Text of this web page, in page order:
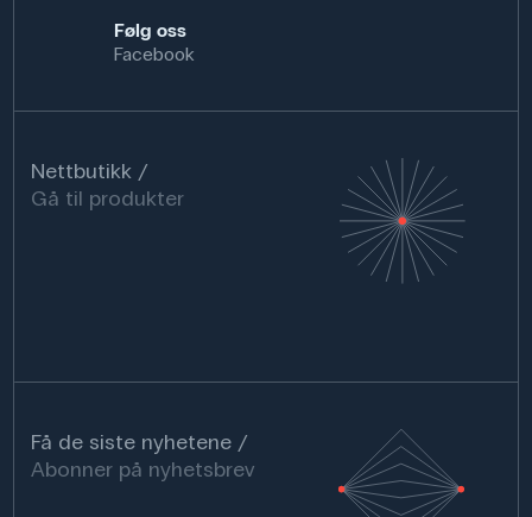
Følg oss
Facebook
Nettbutikk
Gå til produkter
Få de siste nyhetene
Abonner på nyhetsbrev